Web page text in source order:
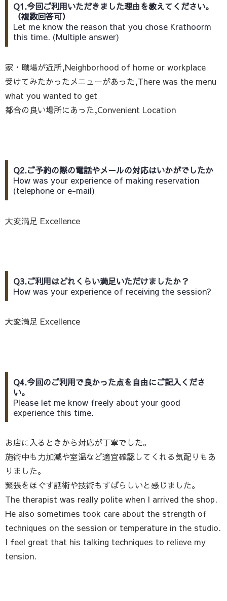
Q1.今回ご利用いただきました理由を教えてください。
（複数回答可）
Let me know the reason that you chose Krathoorm
this time. (Multiple answer)
家・職場が近所,Neighborhood of home or workplace
受けてみたかったメニューがあった,There was the menu
what you wanted to get
都合の良い場所にあった,Convenient Location
Q2.ご予約の際の電話やメールの対応はいかがでしたか
How was your experience of making reservation
(telephone or e-mail)
大変満足 Excellence
Q3.ご利用はどれくらい満足いただけましたか？
How was your experience of receiving the session?
大変満足 Excellence
Q4.今回のご利用で良かった点を自由にご記入くださ
い。
Please let me know freely about your good
experience this time.
お店に入るときから対応が丁寧でした。
施術中も力加減や室温など適宜確認してくれる気配りもあ
りました。
緊張をほぐす話術や技術もすばらしいと感じました。
The therapist was really polite when I arrived the shop.
He also sometimes took care about the strength of
techniques on the session or temperature in the studio.
I feel great that his talking techniques to relieve my
tension.